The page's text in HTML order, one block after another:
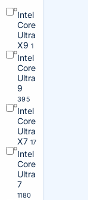
Intel
Core
Ultra
X91
Intel
Core
Ultra
9
395
Intel
Core
Ultra
X7 17
Intel
Core
Ultra
7
1180